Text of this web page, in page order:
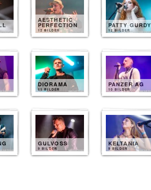
AESTHETIC
PERFECTION
12 BILDER
PATTY GURDY
12 BILDER
DIORAMA
11 BILDER
PANZER AG
10 BILDER
GULVOSS
9 BILDER
KELTANIA
9 BILDER